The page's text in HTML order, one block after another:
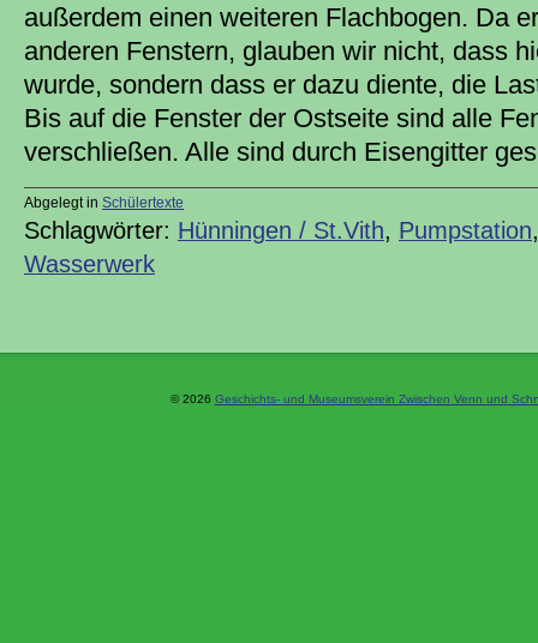
außerdem einen weiteren Flachbogen. Da
anderen Fenstern, glauben wir nicht, dass
wurde, sondern dass er dazu diente, die
Bis auf die Fenster der Ostseite sind alle
verschließen. Alle sind durch Eisengitter
Abgelegt in Schülertexte
Schlagwörter: Hünningen / St.Vith, Pumpstation
Wasserwerk
© 2026 Geschichts- und Museumsverein Zwischen Venn und